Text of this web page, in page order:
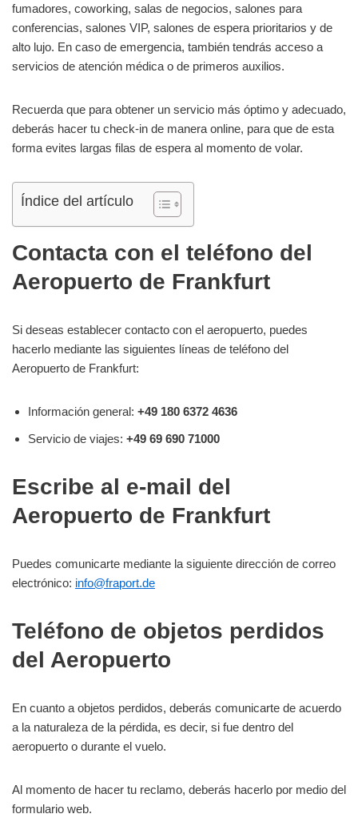
fumadores, coworking, salas de negocios, salones para
conferencias, salones VIP, salones de espera prioritarios y de
alto lujo. En caso de emergencia, también tendrás acceso a
servicios de atención médica o de primeros auxilios.
Recuerda que para obtener un servicio más óptimo y adecuado,
deberás hacer tu check-in de manera online, para que de esta
forma evites largas filas de espera al momento de volar.
Índice del artículo
Contacta con el teléfono del
Aeropuerto de Frankfurt
Si deseas establecer contacto con el aeropuerto, puedes
hacerlo mediante las siguientes líneas de teléfono del
Aeropuerto de Frankfurt:
Información general: +49 180 6372 4636
Servicio de viajes: +49 69 690 71000
Escribe al e-mail del
Aeropuerto de Frankfurt
Puedes comunicarte mediante la siguiente dirección de correo
electrónico: info@fraport.de
Teléfono de objetos perdidos
del Aeropuerto
En cuanto a objetos perdidos, deberás comunicarte de acuerdo
a la naturaleza de la pérdida, es decir, si fue dentro del
aeropuerto o durante el vuelo.
Al momento de hacer tu reclamo, deberás hacerlo por medio del
formulario web.